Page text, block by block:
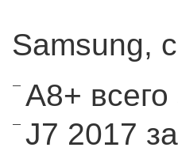
Samsung,
A8+
J7 2017